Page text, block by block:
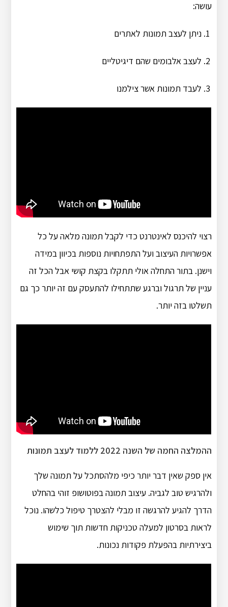
עושה:
ניתן לעצב תמונות לאתרים
לעצב אלבומים שהם דיגיטליים
לעבד תמונות אשר צילמנו
רצוי להיכנס לאינטרנט כדי לקבל תמונה מלאה על כל
אפשרויות העיצוב ועל התפתחויות נוספות בכיוון במידה
וישנן. בתור התחלה אולי תתקלו בקצת קושי אבל הכל זה
עניין של תרגול וברגע שתתחילו להתעסק עם זה יותר כך גם
תשלטו בזה יותר.
ההמלצה החמה של השנה 2022 ללמוד לעצב תמונות
אין ספק שאין דבר יותר כיפי מלהסתכל על תמונה שלך
ולהרגיש טוב לגביה. עיצוב תמונה בפוטושופ זוהי בהחלט
הדרך להגיע להרגשה זו מבלי להצטרך טיפול כלשהו. נוכל
לראות בסרטון למעלה טכניקות חדשות תוך שימוש
ביצירתיות בהפעלת פקודות נכונות.